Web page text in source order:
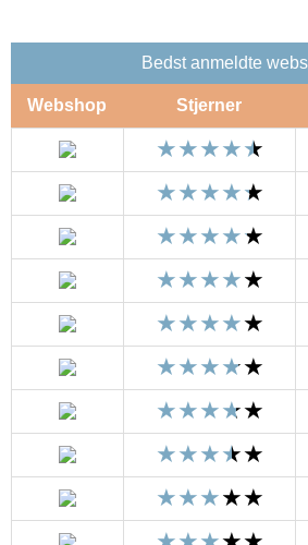
Bedst anmeldte
Webshop Stjerner